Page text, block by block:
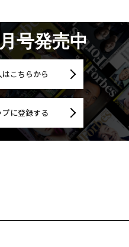
号発売中
こちらから
に登録する